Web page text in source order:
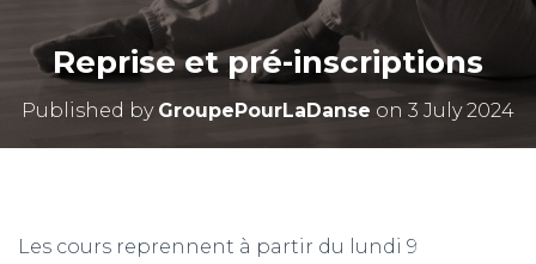
Reprise et pré-inscriptions
Published by GroupePourLaDanse on 3 July 2024
Les cours reprennent à partir du lundi 9